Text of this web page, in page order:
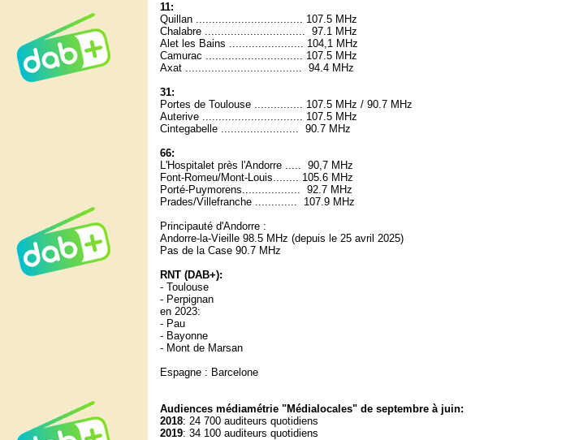
11:
Quillan ................................. 107.5 MHz
Chalabre ............................... 97.1 MHz
Alet les Bains ....................... 104,1 MHz
Camurac .............................. 107.5 MHz
Axat .................................... 94.4 MHz
31:
Portes de Toulouse ............... 107.5 MHz / 90.7 MHz
Auterive ............................... 107.5 MHz
Cintegabelle ........................ 90.7 MHz
66:
L'Hospitalet près l'Andorre ..... 90,7 MHz
Font-Romeu/Mont-Louis........ 105.6 MHz
Porté-Puymorens.................. 92.7 MHz
Prades/Villefranche ............. 107.9 MHz
Principauté d'Andorre :
Andorre-la-Vieille 98.5 MHz (depuis le 25 avril 2025)
Pas de la Case 90.7 MHz
RNT (DAB+):
- Toulouse
- Perpignan
en 2023:
- Pau
- Bayonne
- Mont de Marsan
Espagne : Barcelone
Audiences médiamétrie "Médialocales" de septembre à juin:
2018: 24 700 auditeurs quotidiens
2019: 34 100 auditeurs quotidiens